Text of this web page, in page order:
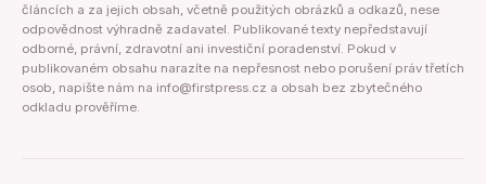
článcích a za jejich obsah, včetně použitých obrázků a odkazů, nese
odpovědnost výhradně zadavatel. Publikované texty nepředstavují
odborné, právní, zdravotní ani investiční poradenství. Pokud v
publikovaném obsahu narazíte na nepřesnost nebo porušení práv třetích
osob, napište nám na info@firstpress.cz a obsah bez zbytečného
odkladu prověříme.